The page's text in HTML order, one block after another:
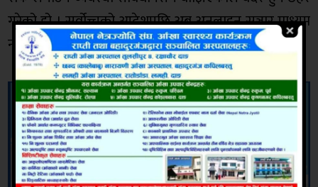
गरेको हो । सर्वोच्चको आदेशपछि अब अनलाइन सञ्चार माध्यम
नवीकरण गर्नुनपर्ने अधिवक्ता घिमिरेले बताए ।